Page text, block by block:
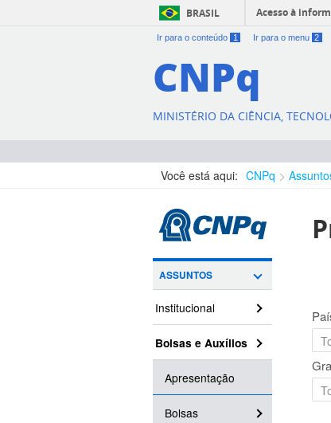
BRASIL Acesso à
Ir para o conteúdo 1 Ir para o menu 2
CNPq
MINISTÉRIO DA CIÊNCIA,
Você está aqui: CNPq
ASSUNTOS
Institucional
Bolsas e Auxílios
Apresentação
Bolsas